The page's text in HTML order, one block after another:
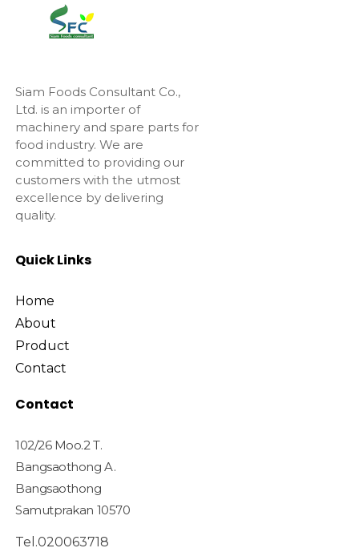
Siam Foods Consultant Co.,
Ltd. is an importer of
machinery and spare parts for
food industry. We are
committed to providing our
customers with the utmost
excellence by delivering
quality.
Quick Links
Home
About
Product
Contact
Contact
102/26 Moo.2 T.
Bangsaothong A.
Bangsaothong
Samutprakan 10570
Tel.020063718